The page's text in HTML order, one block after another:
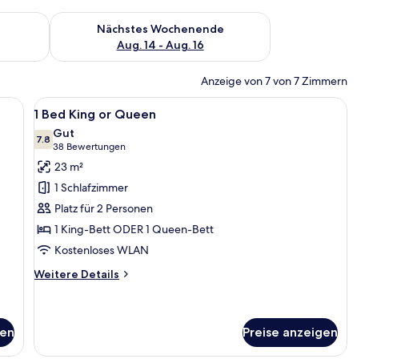
dieses Wochenende, Aug. 7 - Aug. 9.
Nächstes Wochenende
Aug. 14 - Aug. 16
Überprüfe die Verfügbarkeit für nächstes Wochenende, Aug.
Anzeige von 7 von 7 Zimmern
einem Bett, einem Sessel und einer Lampe.
Alle
Fotos
für
1
Bed
King
or
Queen
anzeigen
Ein ordentlich bezogenes Bett mit weißen
5
1 Bed King or Queen
7.87.8 von 10
Gut
38 Bewertungen
(38
Bewertungen)
23 m²
1 Schlafzimmer
Platz für 2 Personen
1 King-Bett ODER 1 Queen-Bett
Kostenloses WLAN
Weitere Details
Weitere
King
Preise anzeigen